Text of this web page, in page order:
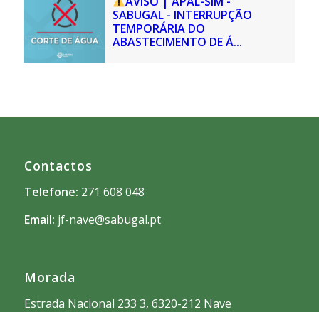
SABUGAL - INTERRUPÇÃO
TEMPORÁRIA DO
ABASTECIMENTO DE Á...
Contactos
Telefone: 271 608 048
Email: jf-nave@sabugal.pt
Morada
Estrada Nacional 233 3, 6320-212 Nave